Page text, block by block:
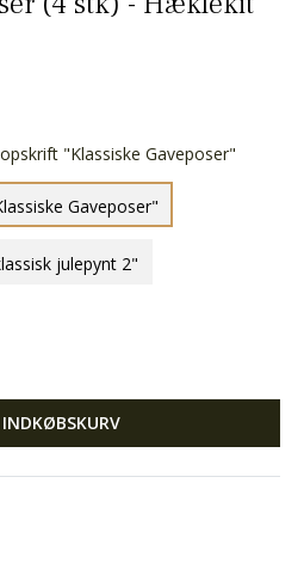
"Klassiske Gaveposer"
Gaveposer"
julepynt 2"